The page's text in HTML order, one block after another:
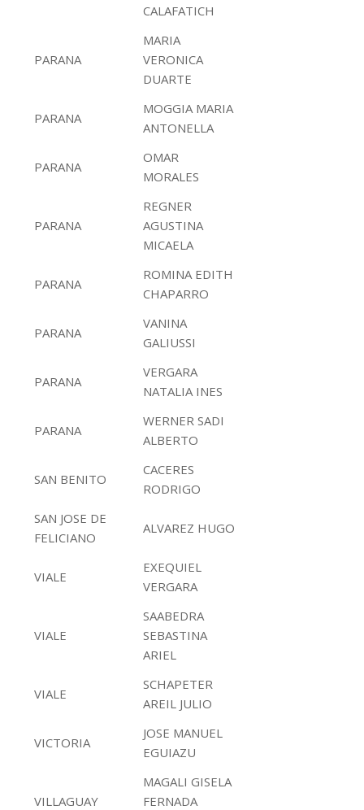
CALAFATICH
PARANA
MARIA
VERONICA
DUARTE
PARANA
MOGGIA MARIA
ANTONELLA
PARANA
OMAR
MORALES
PARANA
REGNER
AGUSTINA
MICAELA
PARANA
ROMINA EDITH
CHAPARRO
PARANA
VANINA
GALIUSSI
PARANA
VERGARA
NATALIA INES
PARANA
WERNER SADI
ALBERTO
SAN BENITO
CACERES
RODRIGO
SAN JOSE DE
FELICIANO
ALVAREZ HUGO
VIALE
EXEQUIEL
VERGARA
VIALE
SAABEDRA
SEBASTINA
ARIEL
VIALE
SCHAPETER
AREIL JULIO
VICTORIA
JOSE MANUEL
EGUIAZU
VILLAGUAY
MAGALI GISELA
FERNADA